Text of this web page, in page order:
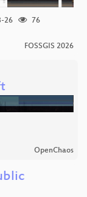
26
76
FOSSGIS 2026
OpenChaos